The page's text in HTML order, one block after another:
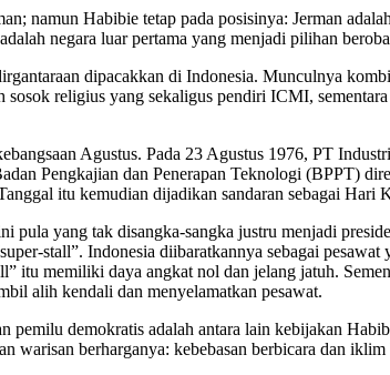
namun Habibie tetap pada posisinya: Jerman
negara luar pertama yang menjadi pilihan
dipacakkan di Indonesia. Munculnya
religius yang sekaligus pendiri ICMI,
Agustus. Pada 23 Agustus 1976, PT
Pengkajian dan Penerapan Teknologi (BPPT)
itu kemudian dijadikan sandaran sebagai Hari
yang tak disangka-sangka justru menjadi
stall”. Indonesia diibaratkannya sebagai pesawat
itu memiliki daya angkat nol dan jelang jatuh.
alih kendali dan menyelamatkan pesawat.
demokratis adalah antara lain kebijakan
berharganya: kebebasan berbicara dan